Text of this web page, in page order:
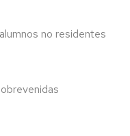
no residentes